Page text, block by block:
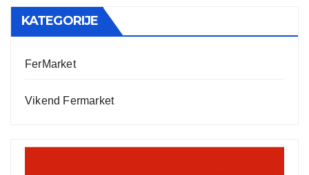
KATEGORIJE
FerMarket
Vikend Fermarket